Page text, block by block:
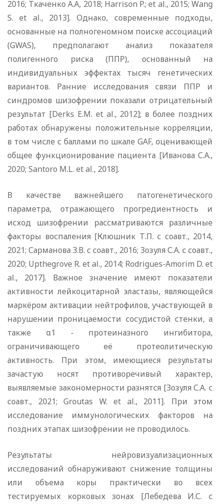
2016; Ткаченко А.А, 2018; Harrison P.; et al., 2015; Wang
S. et al., 2013]. Однако, современные подходы,
основанные на полногеномном поиске ассоциаций
(GWAS), предполагают анализ показателя
полигенного риска (ППР), основанный на
индивидуальных эффектах тысяч генетических
вариантов. Ранние исследования связи ППР и
синдромов шизофрении показали отрицательный
результат [Derks E.M. et al., 2012]; в более поздних
работах обнаружены положительные корреляции,
в том числе с баллами по шкале GAF, оценивающей
общее функционирование пациента [Иванова С.А.,
2020; Santoro M.L. et al., 2018].
В качестве важнейшего патогенетического
параметра, отражающего прогредиентность и
исход шизофрении рассматриваются различные
факторы воспаления [Клюшник Т.П. с соавт., 2014,
2021; Сарманова З.В. с соавт., 2016; Зозуля С.А. с соавт.,
2020; Upthegrove R. et al., 2014; Rodrigues-Amorim D. et
al., 2017]. Важное значение имеют показатели
активности лейкоцитарной эластазы, являющейся
маркёром активации нейтрофилов, участвующей в
нарушении проницаемости сосудистой стенки, а
также α1 - протеиназного ингибитора,
ограничивающего её протеолитическую
активность. При этом, имеющиеся результаты
зачастую носят противоречивый характер,
выявляемые закономерности разнятся [Зозуля С.А. с
соавт., 2021; Groutas W. et al., 2011]. При этом
исследование иммунологических факторов на
поздних этапах шизофрении не проводилось.
Результаты нейровизуализационных
исследований обнаруживают снижение толщины
или объема коры практически во всех
тестируемых корковых зонах [Лебедева И.С. с